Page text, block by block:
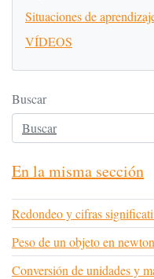
Situaciones de
VÍDEOS
Buscar
En la misma sección
Redondeo y cifras
Peso de un objeto en
Conversión de unidades y